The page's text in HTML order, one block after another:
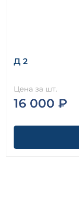
Д 2
Цена за шт.
16 000 ₽